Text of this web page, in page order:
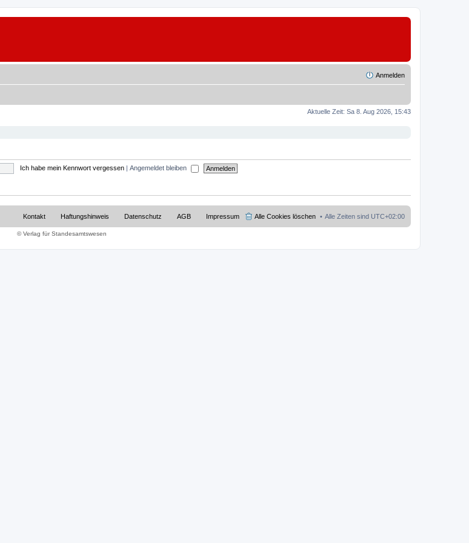
Anmelden
Aktuelle Zeit: Sa 8. Aug 2026, 15:43
Ich habe mein Kennwort vergessen | Angemeldet bleiben
Alle Zeiten sind UTC+02:00
Alle Cookies löschen
Impressum
AGB
Datenschutz
Haftungshinweis
Kontakt
© Verlag für Standesamtswesen